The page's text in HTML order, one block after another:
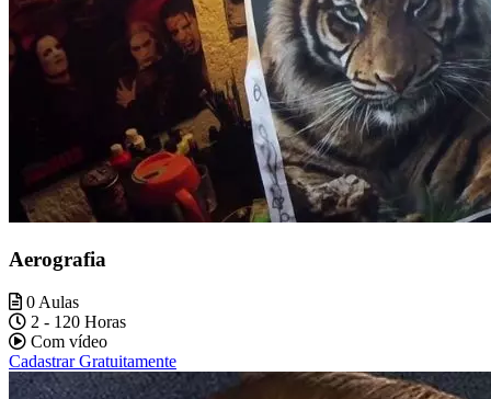
Aerografia
0 Aulas
2 - 120 Horas
Com vídeo
Cadastrar Gratuitamente